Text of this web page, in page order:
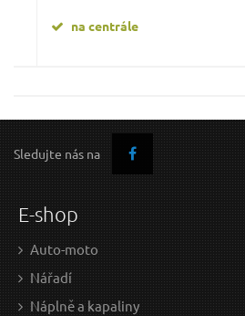
na centrále
Sledujte nás na
E-shop
Auto-moto
Nářadí
Náplně a kapaliny